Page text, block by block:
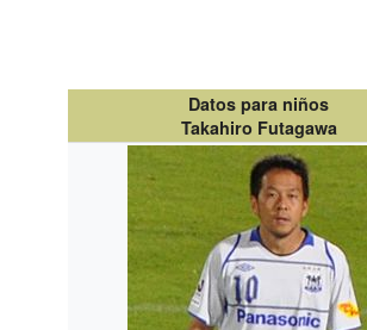
Datos para niños
Takahiro Futagawa